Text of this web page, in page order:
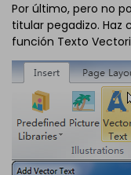
Por último, pero no
titular pegadizo. Haz
función Texto